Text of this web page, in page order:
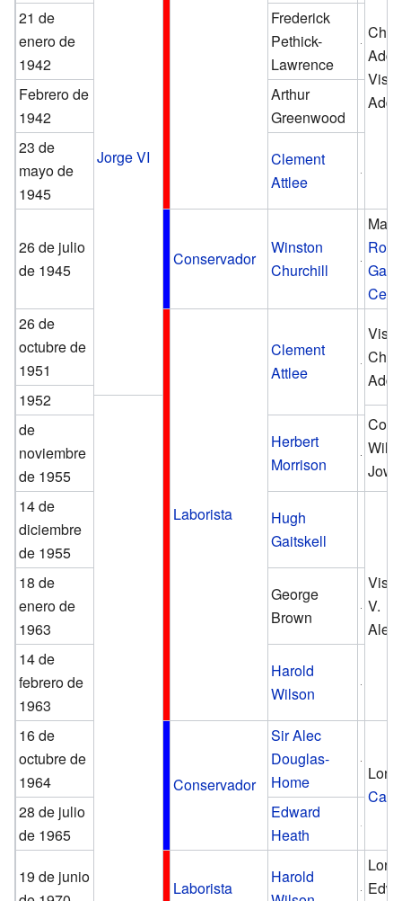
Jorge VI
21 de
enero de
1942
Frederick
Pethick-
Lawrence
Febrero de
1942
Arthur
Greenwood
23 de
mayo de
1945
Clement
Attlee
26 de julio
de 1945
Conservador
Winston
Churchill
Cecil
26 de
octubre de
1951
Laborista
Clement
Attlee
1952
de
noviembre
de 1955
Herbert
Morrison
14 de
diciembre
de 1955
Hugh
Gaitskell
V.
18 de
enero de
1963
George
Brown
14 de
febrero de
1963
Harold
Wilson
16 de
octubre de
1964
Conservador
Sir Alec
Douglas-
Home
Lord
28 de julio
de 1965
Edward
Heath
19 de junio
Laborista
Harold
Lord